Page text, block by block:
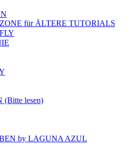
ZONE für ÄLTERE TUTORIALS
lesen)
by LAGUNA AZUL